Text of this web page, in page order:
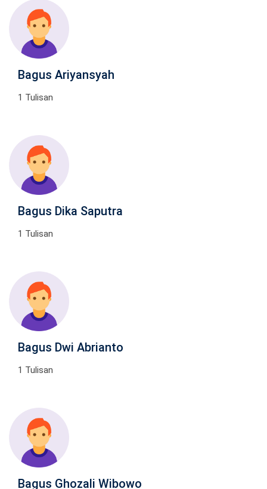
Bagus Ariyansyah
1 Tulisan
Bagus Dika Saputra
1 Tulisan
Bagus Dwi Abrianto
1 Tulisan
Bagus Ghozali Wibowo